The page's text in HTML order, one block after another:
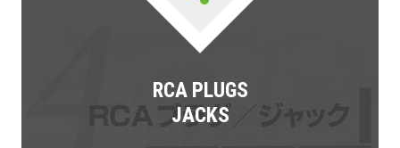
RCA PLUGS
JACKS